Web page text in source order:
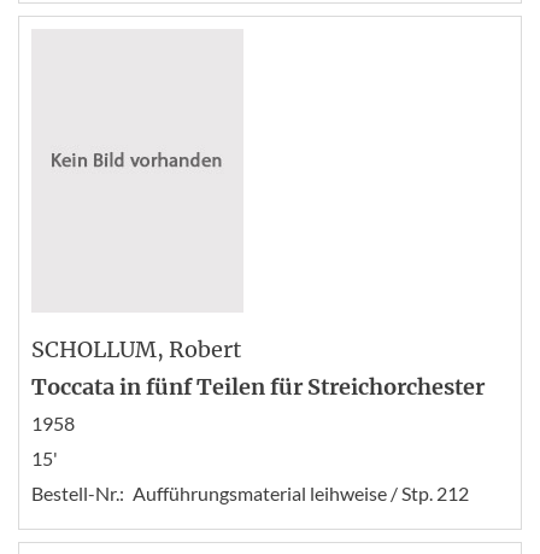
SCHOLLUM, Robert
Toccata in fünf Teilen für Streichorchester
1958
15'
Bestell-Nr.: Aufführungsmaterial leihweise / Stp. 212